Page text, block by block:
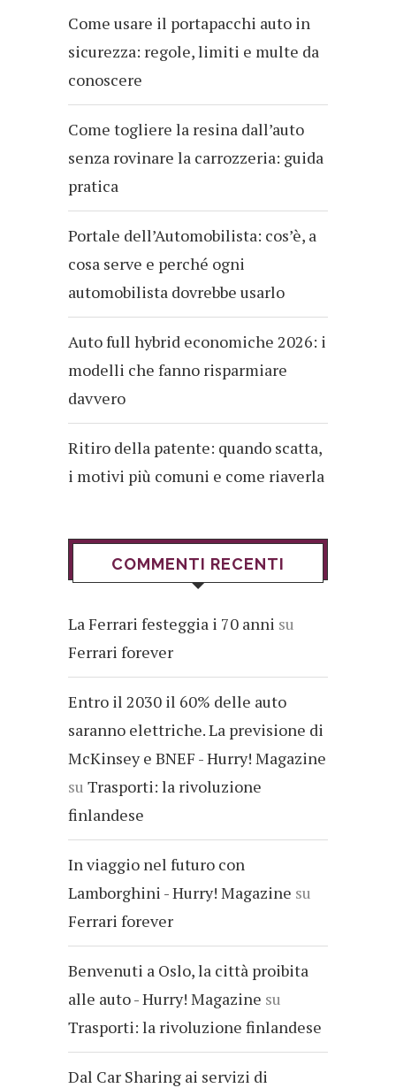
Come usare il portapacchi auto in
sicurezza: regole, limiti e multe da
conoscere
Come togliere la resina dall’auto
senza rovinare la carrozzeria: guida
pratica
Portale dell’Automobilista: cos’è, a
cosa serve e perché ogni
automobilista dovrebbe usarlo
Auto full hybrid economiche 2026: i
modelli che fanno risparmiare
davvero
Ritiro della patente: quando scatta,
i motivi più comuni e come riaverla
COMMENTI RECENTI
La Ferrari festeggia i 70 anni su
Ferrari forever
Entro il 2030 il 60% delle auto
saranno elettriche. La previsione di
McKinsey e BNEF - Hurry! Magazine
su Trasporti: la rivoluzione
finlandese
In viaggio nel futuro con
Lamborghini - Hurry! Magazine su
Ferrari forever
Benvenuti a Oslo, la città proibita
alle auto - Hurry! Magazine su
Trasporti: la rivoluzione finlandese
Dal Car Sharing ai servizi di